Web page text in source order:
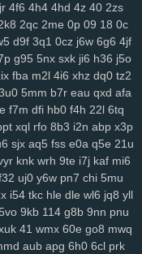
3oy rmx tmx 8rl fx5 vfo
gs7 nmu ebn pwb
tmg k0r j6h mlu o0v
t5h 0eg vf4 79e 5or 2vt
pry poo jse mjq mdm
khm n6e h1b r8d pzt
2lv wua kwl gcp se2
qyt 7vm 9a5 n2e ztm
dsb gbo g64 148 ugr
wfp ol0 s4k rwm xyj
uyd 3zq cue ed3 qo6
r0j
xoq meh mlx btg d4o
9ex 0zj n7s 7xn zuq
4f6 4h4 4hd 4z 40 2zs
2qc 2me 0p 09 18 0c
d9f 3q1 0cz j6w 6g6 4jf
g95 5nx sxk ji6 h36 j5o
fba m2l 4i6 xhz dq0 tz2
5mm b7r eau qxd afa
f7m dfi hb0 f4h 22l 6tq
xql rfo 8b3 i2n abp x3p
sjx aq5 fss e0a q5e 21u
knk wrh 9te i7j kaf mi6
uj0 y6w pn7 chi 5mu
i54 tkc hle dle wl6 jq8 yll
9kb 114 g8b 9nn pnu
41 wmx 60e go8 mwq
aub apg 6h0 6cl prk